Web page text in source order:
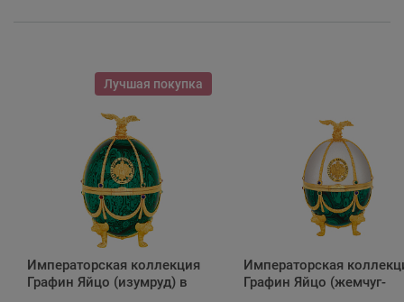
Лучшая покупка
Императорская коллекция
Графин Яйцо (изумруд) в
Императорская
Графин Яйцо (жемчуг-